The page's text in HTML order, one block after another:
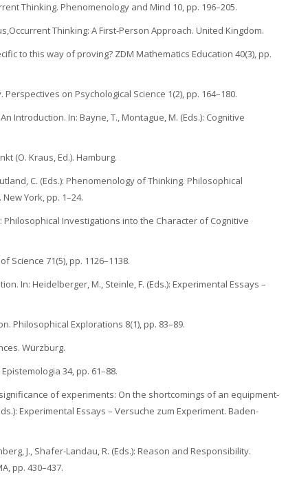
Thinking. Phenomenology and Mind 10, pp. 196–205.
Thinking: A First-Person Approach. United Kingdom.
to this way of proving? ZDM Mathematics Education 40(3), pp.
on Psychological Science 1(2), pp. 164–180.
Introduction. In: Bayne, T., Montague, M. (Eds.): Cognitive
(O. Kraus, Ed.). Hamburg.
C. (Eds.): Phenomenology of Thinking. Philosophical
York, pp. 1–24.
Philosophical Investigations into the Character of Cognitive
Science 71(5), pp. 1126–1138.
In: Heidelberger, M., Steinle, F. (Eds.): Experimental Essays –
Philosophical Explorations 8(1), pp. 83–89.
Würzburg.
34, pp. 61–88.
of experiments: On the shortcomings of an equipment-
Experimental Essays – Versuche zum Experiment. Baden-
J., Shafer-Landau, R. (Eds.): Reason and Responsibility.
pp. 430–437.